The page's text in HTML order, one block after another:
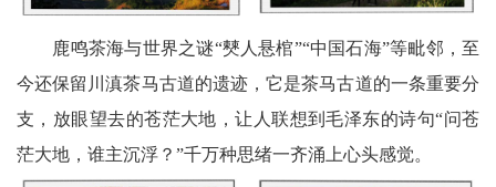
卫
播
报
鹿鸣茶海与世界之谜“僰人悬棺”“中国石海”等毗邻，至
今还保留川滇茶马古道的遗迹，它是茶马古道的一条重要分
支，放眼望去的苍茫大地，让人联想到毛泽东的诗句“问苍
茫大地，谁主沉浮？”千万种思绪一齐涌上心头感觉。